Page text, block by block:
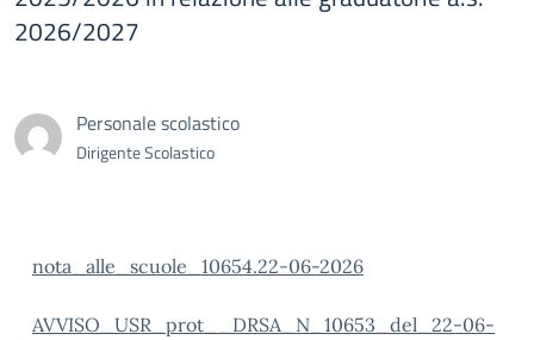
2026/2027
Personale scolastico
Dirigente Scolastico
nota_alle_scuole_10654.22-06-2026
AVVISO_USR_prot__DRSA_N_10653_del_22-06-